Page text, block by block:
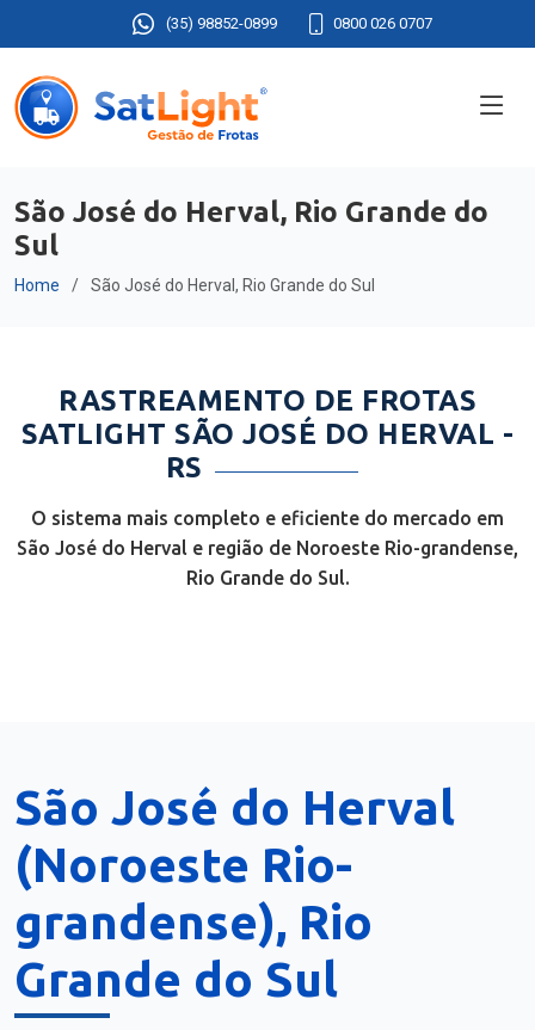
(35) 98852-0899 0800 026 0707
São José do Herval, Rio Grande do
Sul
Home São José do Herval, Rio Grande do Sul
RASTREAMENTO DE FROTAS
SATLIGHT SÃO JOSÉ DO HERVAL -
RS
O sistema mais completo e eficiente do mercado em
São José do Herval e região de Noroeste Rio-grandense,
Rio Grande do Sul.
São José do Herval
(Noroeste Rio-
grandense), Rio
Grande do Sul